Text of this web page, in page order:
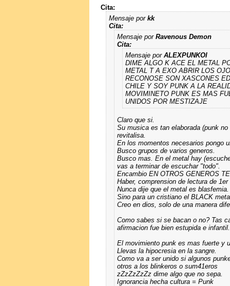
Cita:
Mensaje por kk
Cita:
Mensaje por Ravenous Demon
Cita:
Mensaje por ALEXPUNKOI
DIME ALGO K ACE EL METAL
METAL T A EXO ABRIR LOS
RECONOSE SON XASCONES
CHILE Y SOY PUNK A LA
MOVIMINETO PUNK ES MAS
UNIDOS POR MESTIZAJE
Claro que si.
Su musica es tan elaborada (punk
revitalisa.
En los momentos necesarios pongo
Busco grupos de varios generos.
Busco mas. En el metal hay
vas a terminar de escuchar "todo".
Encambio EN OTROS GENEROS
Haber, comprension de lectura de
Nunca dije que el metal es blasfemia.
Sino para un cristiano el BLACK
Creo en dios, solo de una manera
Como sabes si se baсan o no? Tas
afirmacion fue bien estupida e infantil.
El movimiento punk es mas fuerte y
Llevas la hipocresia en la sangre.
Como va a ser unido si algunos
otros a los blinkeros o sum41eros
zZzZzZzZz dime algo que no sepa.
Ignorancia hecha cultura = Punk